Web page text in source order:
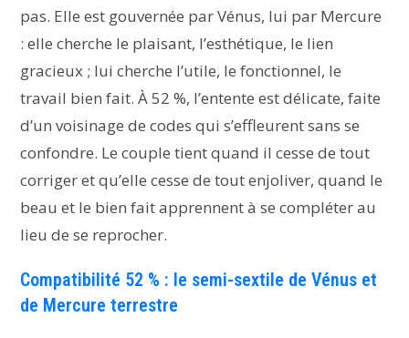
pas. Elle est gouvernée par Vénus, lui par Mercure
: elle cherche le plaisant, l’esthétique, le lien
gracieux ; lui cherche l’utile, le fonctionnel, le
travail bien fait. À 52 %, l’entente est délicate, faite
d’un voisinage de codes qui s’effleurent sans se
confondre. Le couple tient quand il cesse de tout
corriger et qu’elle cesse de tout enjoliver, quand le
beau et le bien fait apprennent à se compléter au
lieu de se reprocher.
Compatibilité 52 % : le semi-sextile de Vénus et
de Mercure terrestre